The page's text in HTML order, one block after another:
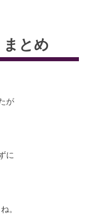
とめ
が
に
。